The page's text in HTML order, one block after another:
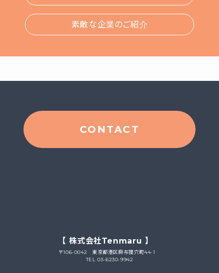
素敵な企業のご紹介
CONTACT
【 株式会社Tenmaru 】
〒106-0042 東京都港区麻布狸穴町44-1